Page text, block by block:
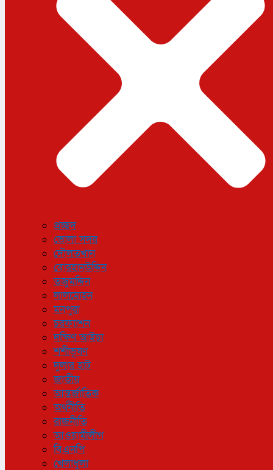
লাইফস্টাইল
সোশ্যাল মিডিয়া
বিজ্ঞান ও প্রযুক্তি
বিশেষ প্রতিবেদন
শেয়ার বাজার
বিচিত্র সংবাদ
সাক্ষাৎকার
সড়ক দুর্ঘটনা
অপরাধ
প্রচ্ছদ
ভোলা সদর
দৌলতখান
বোরহানউদ্দিন
তজুমদ্দিন
লালমোহন
মনপুরা
চরফ্যাশন
দক্ষিণ আইচা
শশীভূষণ
দুলার হাট
জাতীয়
আন্তর্জাতিক
অর্থনীতি
রাজনীতি
আওয়ামীলীগ
বিএনপি
খেলাধুলা